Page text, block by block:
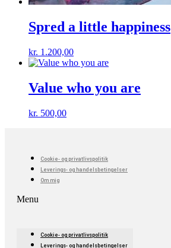
Spred a little happiness
kr. 1.200,00
Value who you are
kr. 500,00
Cookie- og privatlivspolitik
Leverings- og handelsbetingelser
Om mig
Menu
Cookie- og privatlivspolitik
Leverings- og handelsbetingelser